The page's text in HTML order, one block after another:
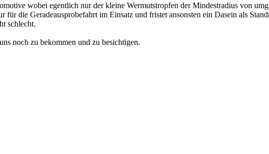
wobei egentlich nur der kleine Wermutstropfen der Mindestradius von
für die Geradeausprobefahrt im Einsatz und fristet ansonsten ein Dasein als
schlecht.
noch zu bekommen und zu besichtigen.